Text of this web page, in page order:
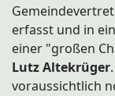
erfasst und in
einer "großen
Lutz Altekrüger
voraussichtlich